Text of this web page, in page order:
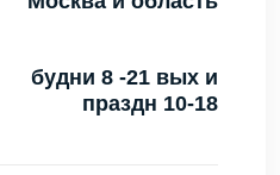
будни 8 -21 вых и
праздн 10-18